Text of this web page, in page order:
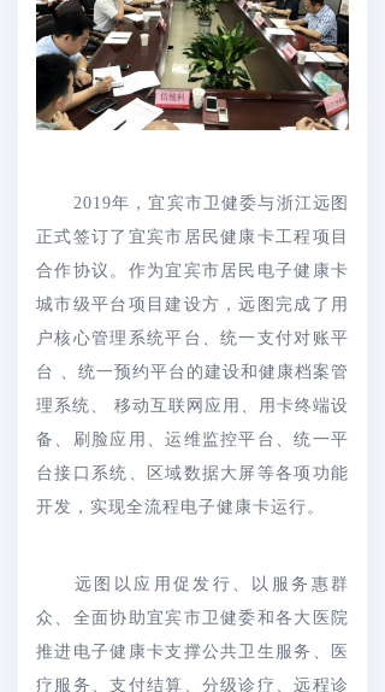
2019年，宜宾市卫健委与浙江远图
正式签订了宜宾市居民健康卡工程项目
合作协议。作为宜宾市居民电子健康卡
城市级平台项目建设方，远图完成了用
户核心管理系统平台、统一支付对账平
台 、统一预约平台的建设和健康档案管
理系统、 移动互联网应用、用卡终端设
备、刷脸应用、运维监控平台、统一平
台接口系统、区域数据大屏等各项功能
开发，实现全流程电子健康卡运行。
远图以应用促发行、以服务惠群
众、全面协助宜宾市卫健委和各大医院
推进电子健康卡支撑公共卫生服务、医
疗服务、支付结算、分级诊疗、远程诊